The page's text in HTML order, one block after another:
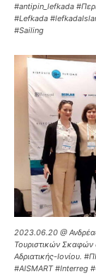
#antipin_lefkada
#Lefkada
#Sailing
2023.06.20 @
Τουριστικών Σκαφών
Αδριατικής-Ιονίου.
#AISMART #Interreg